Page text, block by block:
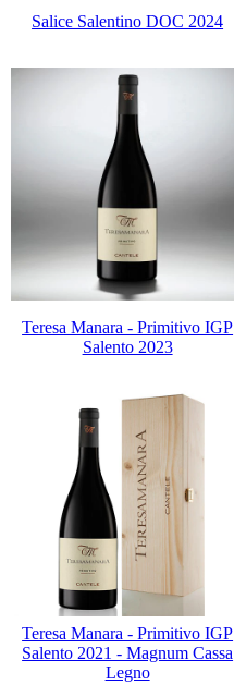
Salice Salentino DOC 2024
Teresa Manara - Primitivo IGP
Salento 2023
Teresa Manara - Primitivo IGP
Salento 2021 - Magnum Cassa
Legno